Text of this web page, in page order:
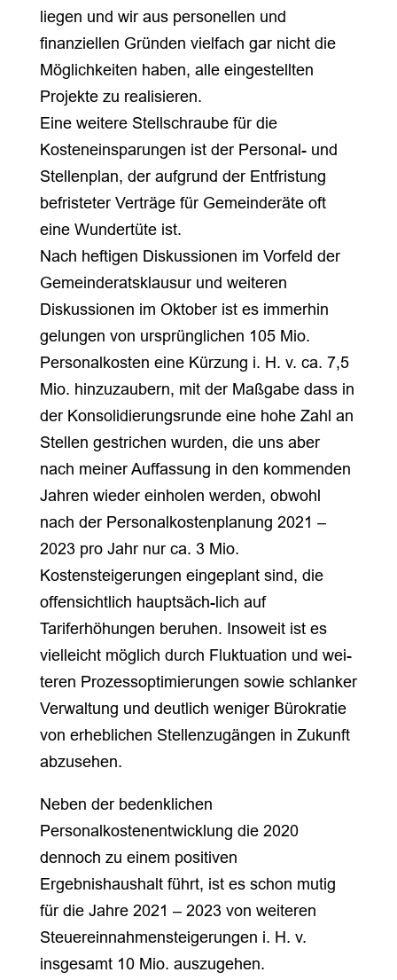
liegen und wir aus personellen und
finanziellen Gründen vielfach gar nicht die
Möglichkeiten haben, alle eingestellten
Projekte zu realisieren.
Eine weitere Stellschraube für die
Kosteneinsparungen ist der Personal- und
Stellenplan, der aufgrund der Entfristung
befristeter Verträge für Gemeinderäte oft
eine Wundertüte ist.
Nach heftigen Diskussionen im Vorfeld der
Gemeinderatsklausur und weiteren
Diskussionen im Oktober ist es immerhin
gelungen von ursprünglichen 105 Mio.
Personalkosten eine Kürzung i. H. v. ca. 7,5
Mio. hinzuzaubern, mit der Maßgabe dass in
der Konsolidierungsrunde eine hohe Zahl an
Stellen gestrichen wurden, die uns aber
nach meiner Auffassung in den kommenden
Jahren wieder einholen werden, obwohl
nach der Personalkostenplanung 2021 –
2023 pro Jahr nur ca. 3 Mio.
Kostensteigerungen eingeplant sind, die
offensichtlich hauptsäch-lich auf
Tariferhöhungen beruhen. Insoweit ist es
vielleicht möglich durch Fluktuation und wei-
teren Prozessoptimierungen sowie schlanker
Verwaltung und deutlich weniger Bürokratie
von erheblichen Stellenzugängen in Zukunft
abzusehen.
Neben der bedenklichen
Personalkostenentwicklung die 2020
dennoch zu einem positiven
Ergebnishaushalt führt, ist es schon mutig
für die Jahre 2021 – 2023 von weiteren
Steuereinnahmensteigerungen i. H. v.
insgesamt 10 Mio. auszugehen.